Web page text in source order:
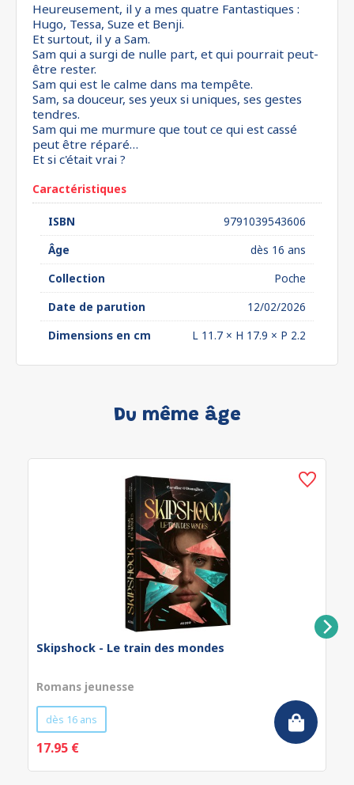
Heureusement, il y a mes quatre Fantastiques :
Hugo, Tessa, Suze et Benji.
Et surtout, il y a Sam.
Sam qui a surgi de nulle part, et qui pourrait peut-
être rester.
Sam qui est le calme dans ma tempête.
Sam, sa douceur, ses yeux si uniques, ses gestes
tendres.
Sam qui me murmure que tout ce qui est cassé
peut être réparé…
Et si c'était vrai ?
Caractéristiques
ISBN
9791039543606
Âge
dès 16 ans
Collection
Poche
Date de parution
12/02/2026
Dimensions en cm
L 11.7 × H 17.9 × P 2.2
Du même âge
Skipshock - Le train des mondes
Romans jeunesse
dès 16 ans
17.95 €